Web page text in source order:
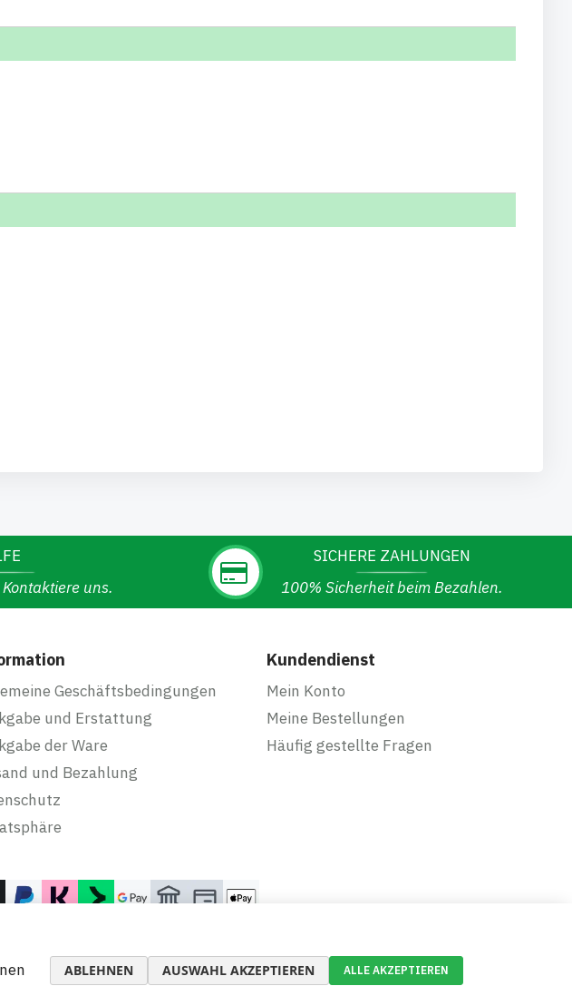
uns.
SICHERE ZAHLUNGEN
100% Sicherheit beim Bezahlen.
Geschäftsbedingungen
und Erstattung
der Ware
und Bezahlung
Kundendienst
Mein Konto
Meine Bestellungen
Häufig gestellte Fragen
ABLEHNEN AUSWAHL AKZEPTIEREN ALLE AKZEPTIEREN